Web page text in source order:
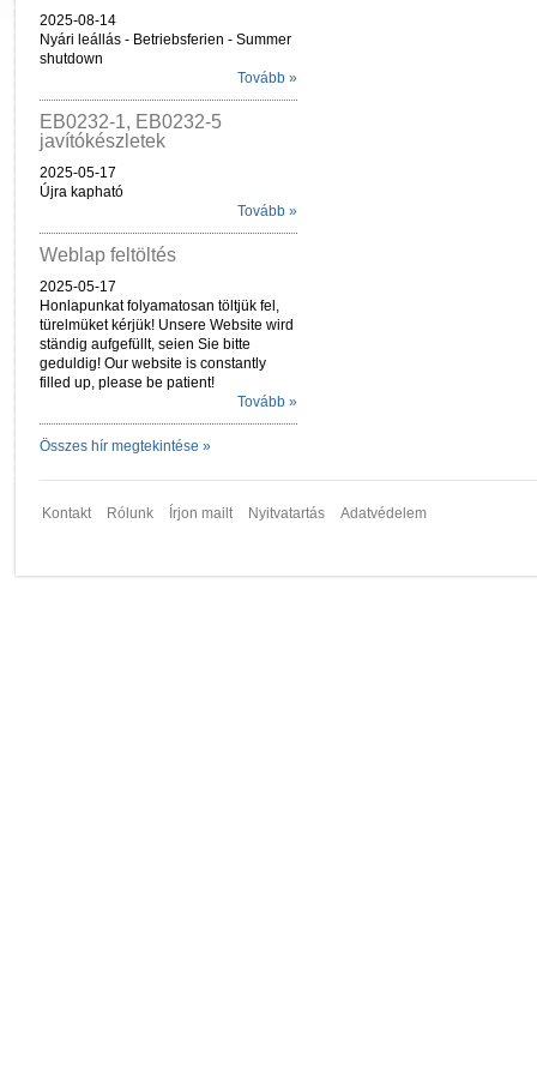
2025-08-14
Nyári leállás - Betriebsferien - Summer
shutdown
Tovább »
EB0232-1, EB0232-5
javítókészletek
2025-05-17
Újra kapható
Tovább »
Weblap feltöltés
2025-05-17
Honlapunkat folyamatosan töltjük fel,
türelmüket kérjük! Unsere Website wird
ständig aufgefüllt, seien Sie bitte
geduldig! Our website is constantly
filled up, please be patient!
Tovább »
Összes hír megtekintése »
Kontakt Rólunk Írjon mailt Nyitvatartás Adatvédelem